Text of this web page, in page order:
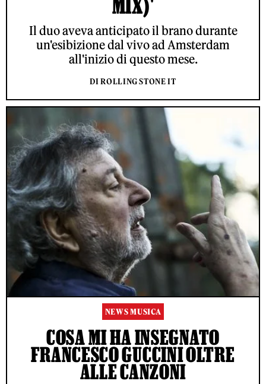
MIX)'
Il duo aveva anticipato il brano durante
un'esibizione dal vivo ad Amsterdam
all'inizio di questo mese.
DI ROLLING STONE IT
NEWS MUSICA
COSA MI HA INSEGNATO
FRANCESCO GUCCINI OLTRE
ALLE CANZONI